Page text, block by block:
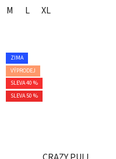
M L XL
ZIMA
VÝPRODEJ
SLEVA 40 %
SLEVA 50 %